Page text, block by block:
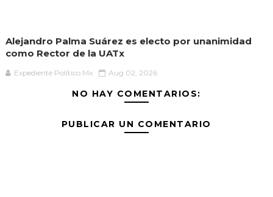
Alejandro Palma Suárez es electo por unanimidad
como Rector de la UATx
Expediente Político.Mx Aug 02, 2026
NO HAY COMENTARIOS:
PUBLICAR UN COMENTARIO